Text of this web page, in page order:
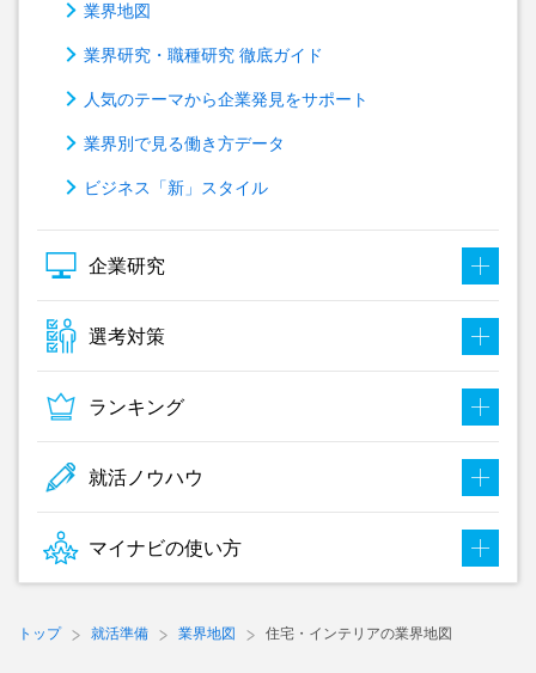
業界地図
業界研究・職種研究 徹底ガイド
人気のテーマから企業発見をサポート
業界別で見る働き方データ
ビジネス「新」スタイル
企業研究
選考対策
ランキング
就活ノウハウ
マイナビの使い方
トップ 就活準備 業界地図 住宅・インテリアの業界地図